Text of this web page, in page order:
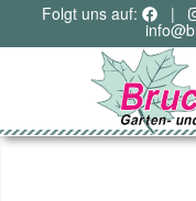
Folgt uns auf: |